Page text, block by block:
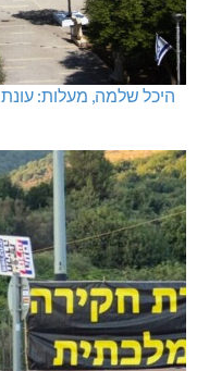
היכל שלמה, מעלות: עונת 26-27